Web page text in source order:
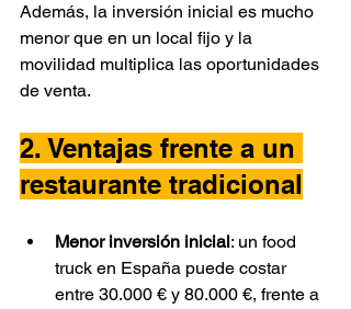
Además, la inversión inicial es mucho
menor que en un local fijo y la
movilidad multiplica las oportunidades
de venta.
2. Ventajas frente a un
restaurante tradicional
Menor inversión inicial: un food
truck en España puede costar
entre 30.000 € y 80.000 €, frente a